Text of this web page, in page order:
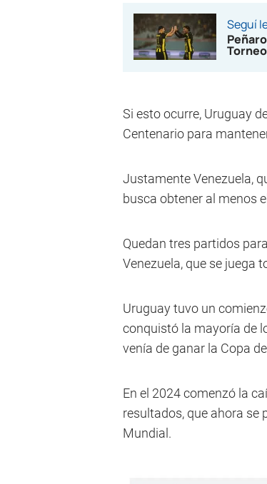
Seguí
Si esto ocurre, Uruguay
Centenario para
Justamente Venezuela,
busca obtener al menos
Quedan tres partidos
Venezuela, que se juega
Uruguay tuvo un
conquistó la mayoría de
venía de ganar la Copa
En el 2024 comenzó la
resultados, que ahora se
Mundial.